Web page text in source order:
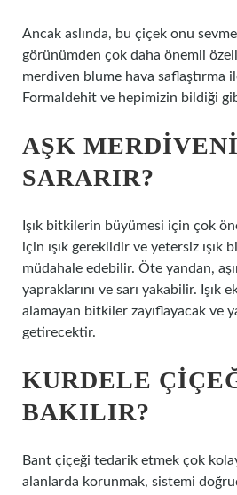
Ancak aslında, bu çiçek onu
görünümden çok daha önemli
merdiven blume hava saflaştırma
Formaldehit ve hepimizin bildiği
AŞK
SARARIR?
Işık bitkilerin büyümesi için çok
için ışık gereklidir ve yetersiz ışık
müdahale edebilir. Öte yandan,
yapraklarını ve sarı yakabilir. Işık
alamayan bitkiler zayıflayacak ve
getirecektir.
KURDELE
BAKILIR?
Bant çiçeği tedarik etmek çok
alanlarda korunmak, sistemi